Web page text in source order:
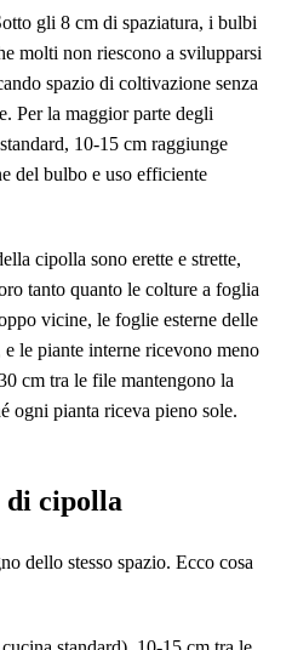
gli 8 cm di spaziatura, i bulbi
molti non riescono a svilupparsi
spazio di coltivazione senza
Per la maggior parte degli
10-15 cm raggiunge
del bulbo e uso efficiente
cipolla sono erette e strette,
tanto quanto le colture a foglia
vicine, le foglie esterne delle
le piante interne ricevono meno
cm tra le file mantengono la
ogni pianta riceva pieno sole.
di cipolla
dello stesso spazio. Ecco cosa